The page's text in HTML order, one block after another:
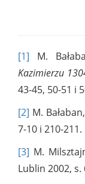
[1] M.
Kazimierzu
43-45, 50-51 i
[2] M. Bałaban,
7-10 i 210-211.
[3] M.
Lublin 2002, s.